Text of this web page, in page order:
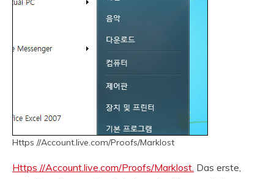
Https //Account.live.com/Proofs/Marklost
Https //Account.live.com/Proofs/Marklost. Das erste,